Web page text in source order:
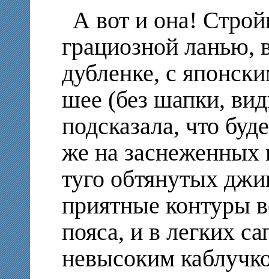
А вот и она!
грациозной ланью,
дубленке, с
шее (без шапки,
подсказала, что
же на
туго обтянутых
приятные контуры
пояса, и в легких
невысоким